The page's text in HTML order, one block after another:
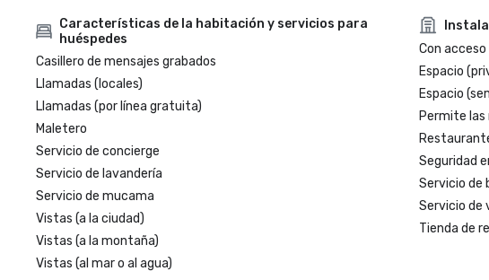
Características de la habitación y servicios para
huéspedes
Casillero de mensajes grabados
Llamadas (locales)
Llamadas (por línea gratuita)
Maletero
Servicio de concierge
Servicio de lavandería
Servicio de mucama
Vistas (a la ciudad)
Vistas (a la montaña)
Vistas (al mar o al agua)
Con acceso
Espacio
Espacio
Permite
Seguridad
Servicio de
Servicio de
Tienda de